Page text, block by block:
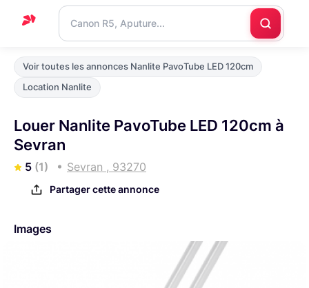
Accueil
Support
Nous
contacter
Voir toutes les annonces Nanlite PavoTube LED 120cm
Location Nanlite
Louer Nanlite PavoTube LED 120cm à
Sevran
5 (1) Sevran , 93270
Partager cette annonce
Images